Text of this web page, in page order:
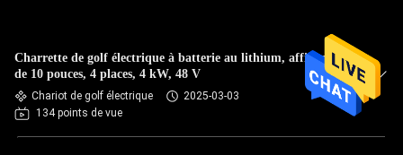
Charrette de golf électrique à batterie au lithium, affichage
de 10 pouces, 4 places, 4 kW, 48 V
Chariot de golf électrique
2025-03-03
134 points de vue